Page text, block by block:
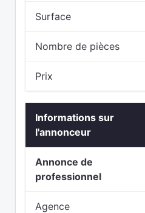
Surface
Nombre de pièces
Prix
Informations sur
l'annonceur
Annonce de
professionnel
Agence